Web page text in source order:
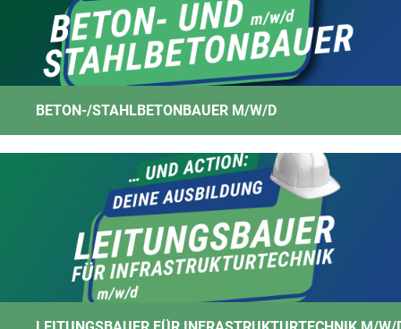
BETON-/STAHLBETONBAUER M/W/D